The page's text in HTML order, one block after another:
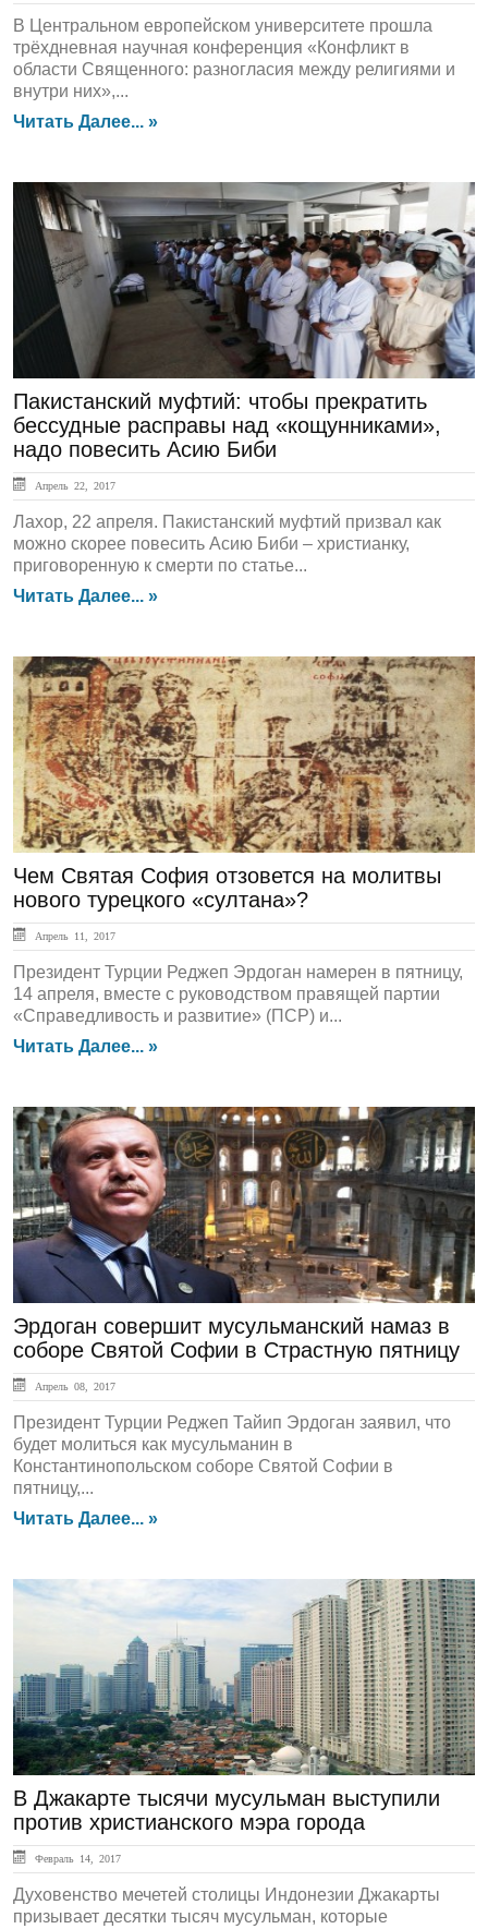
В Центральном европейском университете прошла
трёхдневная научная конференция «Конфликт в
области Священного: разногласия между религиями и
внутри них»,...
Читать Далее... »
ЛЕНТА НОВОСТЕЙ
Пакистанский муфтий: чтобы прекратить
бессудные расправы над «кощунниками»,
надо повесить Асию Биби
Апрель 22, 2017
Лахор, 22 апреля. Пакистанский муфтий призвал как
можно скорее повесить Асию Биби – христианку,
приговоренную к смерти по статье...
Читать Далее... »
ЛЕНТА НОВОСТЕЙ
Чем Святая София отзовется на молитвы
нового турецкого «султана»?
Апрель 11, 2017
Президент Турции Реджеп Эрдоган намерен в пятницу,
14 апреля, вместе с руководством правящей партии
«Справедливость и развитие» (ПСР) и...
Читать Далее... »
ЛЕНТА НОВОСТЕЙ
Эрдоган совершит мусульманский намаз в
соборе Святой Софии в Страстную пятницу
Апрель 08, 2017
Президент Турции Реджеп Тайип Эрдоган заявил, что
будет молиться как мусульманин в
Константинопольском соборе Святой Софии в
пятницу,...
Читать Далее... »
ЛЕНТА НОВОСТЕЙ
В Джакарте тысячи мусульман выступили
против христианского мэра города
Февраль 14, 2017
Духовенство мечетей столицы Индонезии Джакарты
призывает десятки тысяч мусульман, которые